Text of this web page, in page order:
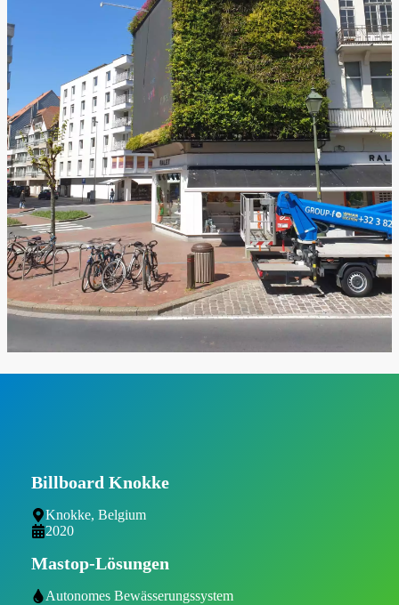
Billboard Knokke
Knokke, Belgium
2020
Mastop-Lösungen
Autonomes Bewässerungssystem